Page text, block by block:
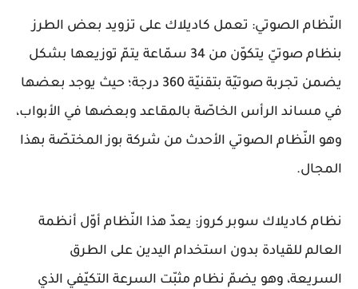
النّظام الصوتي: تعمل كاديلاك على تزويد بعض الطرز
بنظام صوتيّ يتكوّن من 34 سمّاعة يتمّ توزيعها بشكل
يضمن تجربة صوتيّة بتقنيّة 360 درجة؛ حيث يوجد بعضها
في مساند الرأس الخاصّة بالمقاعد وبعضها في الأبواب،
وهو النّظام الصوتي الأحدث من شركة بوز المختصّة بهذا
المجال.
نظام كاديلاك سوبر كروز: يعدّ هذا النّظام أوّل أنظمة
العالم للقيادة بدون استخدام اليدين على الطرق
السريعة، وهو يضمّ نظام مثبّت السرعة التكيّفي الذي